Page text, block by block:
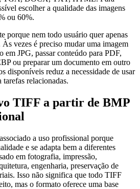
escolher a qualidade das imagens
ou 60%.
porque nem todo usuário quer apenas
vezes é preciso mudar uma imagem
em JPG, passar conteúdo para PDF,
ou preparar um documento em outro
disponíveis reduz a necessidade de usar
tarefas relacionadas.
TIFF a partir de BMP
a uso profissional porque
e se adapta bem a diferentes
em fotografia, impressão,
engenharia, preservação de
Isso não significa que todo TIFF
mas o formato oferece uma base